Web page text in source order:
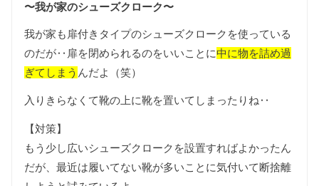
〜我が家のシューズクローク〜
我が家も扉付きタイプのシューズクロークを使っている
のだが‥扉を閉められるのをいいことに中に物を詰め過
ぎてしまう んだよ（笑）
入りきらなくて靴の上に靴を置いてしまったりね‥
【対策】
もう少し広いシューズクロークを設置すればよかったん
だが、最近は履いてない靴が多いことに気付いて断捨離